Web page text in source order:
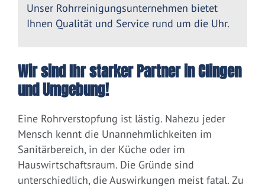
Unser Rohrreinigungsunternehmen bietet
Ihnen Qualität und Service rund um die Uhr.
Wir sind Ihr starker Partner in Clingen
und Umgebung!
Eine Rohrverstopfung ist lästig. Nahezu jeder
Mensch kennt die Unannehmlichkeiten im
Sanitärbereich, in der Küche oder im
Hauswirtschaftsraum. Die Gründe sind
unterschiedlich, die Auswirkungen meist fatal. Zu